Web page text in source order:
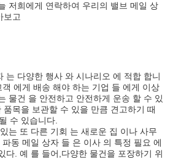
저희에게 연락하여 우리의 밸브 메일 상
보고
는 다양한 행사 와 시나리오 에 적합 합니
에게 배송 해야 하는 기업 들 에게 이상
물건 을 안전하고 안전하게 운송 할 수 있
목을 보관할 수 있을 만큼 견고하기 때
수 있습니다.
는 또 다른 기회 는 새로운 집 이나 사무
동 메일 상자 들 은 이사 의 특정 필요 에
다. 예 를 들어,다양한 물건을 포장하기 위